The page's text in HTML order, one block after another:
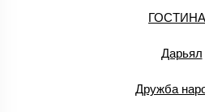
Дарьял
Дружба